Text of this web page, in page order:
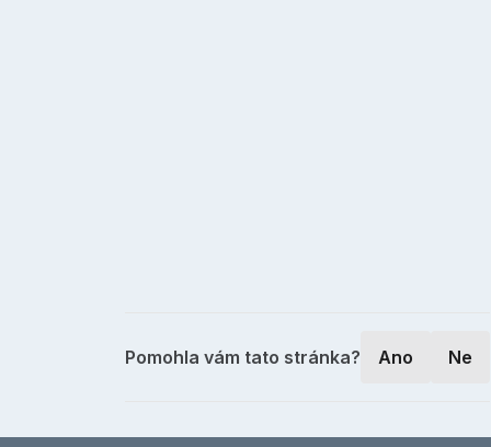
Pomohla vám tato stránka? Ano Ne